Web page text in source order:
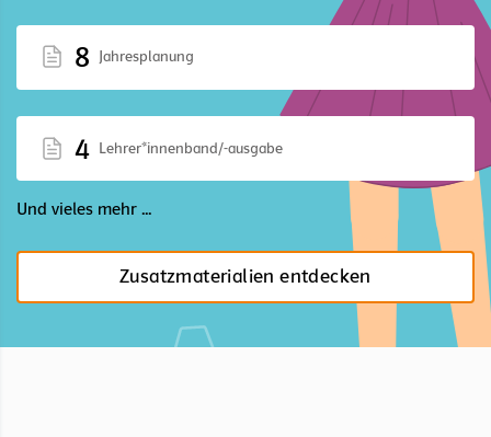
8 Jahresplanung
4 Lehrer*innenband/-ausgabe
Und vieles mehr ...
Zusatzmaterialien entdecken